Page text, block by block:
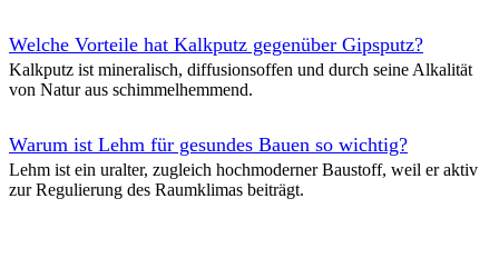
Welche Vorteile hat Kalkputz gegenüber Gipsputz?
Kalkputz ist mineralisch, diffusionsoffen und durch seine Alkalität
von Natur aus schimmelhemmend.
Warum ist Lehm für gesundes Bauen so wichtig?
Lehm ist ein uralter, zugleich hochmoderner Baustoff, weil er aktiv
zur Regulierung des Raumklimas beiträgt.